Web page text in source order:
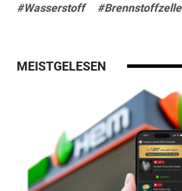
#Wasserstoff #Brennstoffzelle
MEISTGELESEN